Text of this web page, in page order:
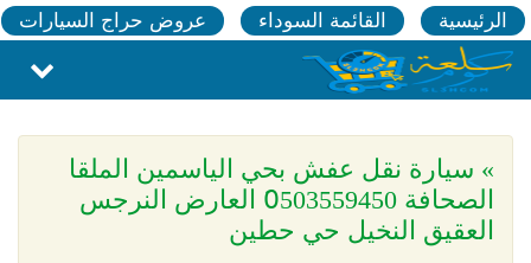
الرئيسية القائمة السوداء عروض حراج السيارات
» سيارة نقل عفش بحي الياسمين الملقا
الصحافة 0َ503559450 العارض النرجس
العقيق النخيل حي حطين